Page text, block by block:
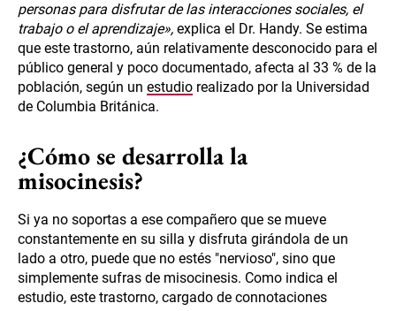
personas para disfrutar de las interacciones sociales, el
trabajo o el aprendizaje», explica el Dr. Handy. Se estima
que este trastorno, aún relativamente desconocido para el
público general y poco documentado, afecta al 33 % de la
población, según un estudio realizado por la Universidad
de Columbia Británica.
¿Cómo se desarrolla la
misocinesis?
Si ya no soportas a ese compañero que se mueve
constantemente en su silla y disfruta girándola de un
lado a otro, puede que no estés "nervioso", sino que
simplemente sufras de misocinesis. Como indica el
estudio, este trastorno, cargado de connotaciones